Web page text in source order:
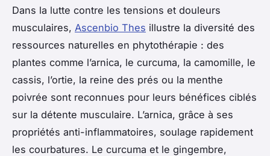
Dans la lutte contre les tensions et douleurs
musculaires, Ascenbio Thes illustre la diversité des
ressources naturelles en phytothérapie : des
plantes comme l’arnica, le curcuma, la camomille, le
cassis, l’ortie, la reine des prés ou la menthe
poivrée sont reconnues pour leurs bénéfices ciblés
sur la détente musculaire. L’arnica, grâce à ses
propriétés anti-inflammatoires, soulage rapidement
les courbatures. Le curcuma et le gingembre,